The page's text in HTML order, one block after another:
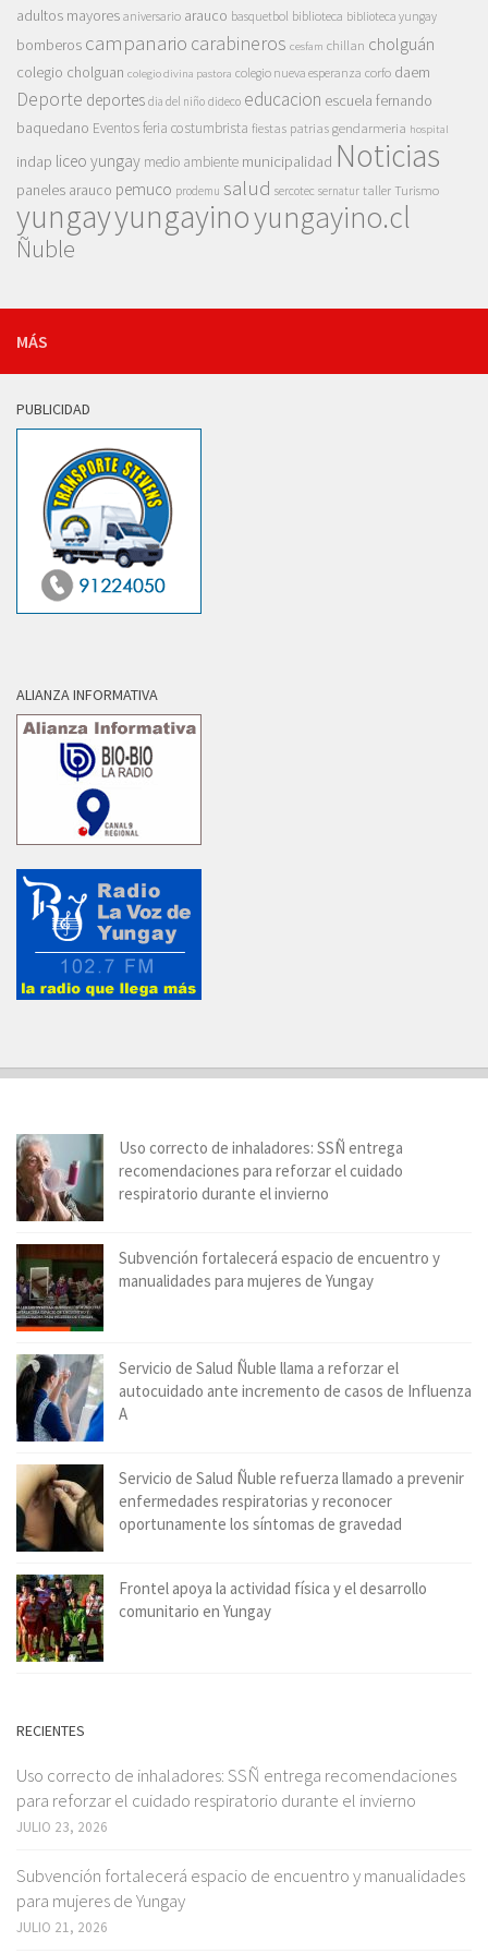
adultos mayores aniversario arauco basquetbol biblioteca biblioteca yungay
bomberos campanario carabineros cesfam chillan cholguán
colegio cholguan colegio divina pastora colegio nueva esperanza corfo daem
Deporte deportes dia del niño dideco educacion escuela fernando
baquedano Eventosferia costumbrista fiestas patrias gendarmeria hospital
indap liceo yungay medio ambiente municipalidad Noticias
paneles arauco pemuco prodemu salud sercotec sernatur taller Turismo
yungayyungayinoyungayino.cl
Ñuble
MÁS
PUBLICIDAD
ALIANZA INFORMATIVA
Uso correcto de inhaladores: SSÑ entrega
recomendaciones para reforzar el cuidado
respiratorio durante el invierno
Subvención fortalecerá espacio de encuentro y
manualidades para mujeres de Yungay
Servicio de Salud Ñuble llama a reforzar el
autocuidado ante incremento de casos de Influenza
A
Servicio de Salud Ñuble refuerza llamado a prevenir
enfermedades respiratorias y reconocer
oportunamente los síntomas de gravedad
Frontel apoya la actividad física y el desarrollo
comunitario en Yungay
RECIENTES
Uso correcto de inhaladores: SSÑ entrega recomendaciones
para reforzar el cuidado respiratorio durante el invierno
JULIO 23, 2026
Subvención fortalecerá espacio de encuentro y manualidades
para mujeres de Yungay
JULIO 21, 2026